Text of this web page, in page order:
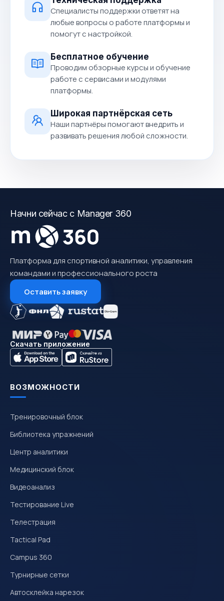
Специалисты поддержки ответят на
любые вопросы о работе платформы и
помогут с настройкой.
Бесплатное обучение
Проводим обзорные курсы и обучение
работе с сервисами и модулями
платформы.
Широкая партнёрская сеть
Наши партнёры помогают внедрить и
развивать решения любой сложности.
Начни сейчас с Manager 360
Платформа для спортивной аналитики, управления
командами и профессионального роста
Оставить заявку
Скачать приложение
ВОЗМОЖНОСТИ
Тренировочный блок
Библиотека упражнений
Центр аналитики
Медицинский блок
Видеоанализ
Тестирование Live
Телестрация
Tactical Pad
Campus 360
Турнирные сетки
Автосклейка нарезок